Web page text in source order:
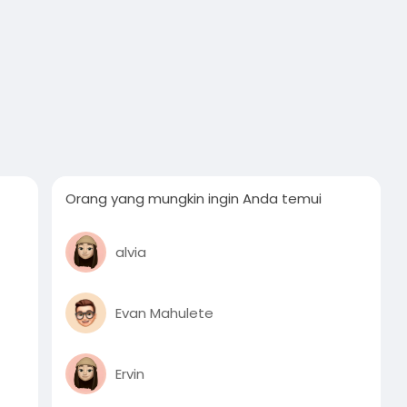
Orang yang mungkin ingin Anda temui
alvia
Evan Mahulete
Ervin